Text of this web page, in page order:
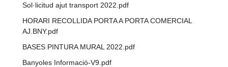
Sol·licitud ajut transport 2022.pdf
HORARI RECOLLIDA PORTA A PORTA COMERCIAL
AJ.BNY.pdf
BASES PINTURA MURAL 2022.pdf
Banyoles Informació-V9.pdf